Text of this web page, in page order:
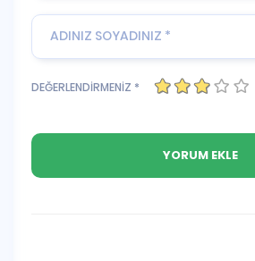
DEĞERLENDİRMENİZ *